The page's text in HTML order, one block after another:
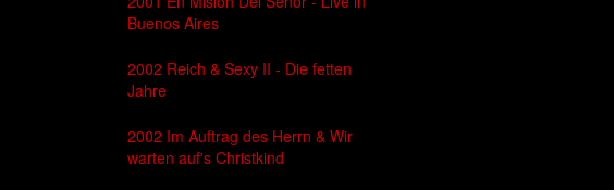
Buenos Aires
2002 Reich & Sexy II - Die fetten
Jahre
2002 Im Auftrag des Herrn & Wir
warten auf's Christkind